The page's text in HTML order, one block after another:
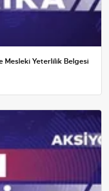
Mesleki Yeterlilik Belgesi